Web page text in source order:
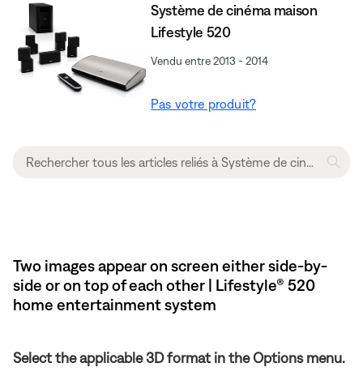
Système de cinéma maison
Lifestyle 520
Vendu entre 2013 - 2014
Pas votre produit?
Two images appear on screen either side-by-
side or on top of each other | Lifestyle® 520
home entertainment system
Select the applicable 3D format in the Options menu.